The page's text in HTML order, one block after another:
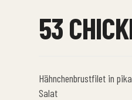
53
Hähnchenbrustfilet in
Salat